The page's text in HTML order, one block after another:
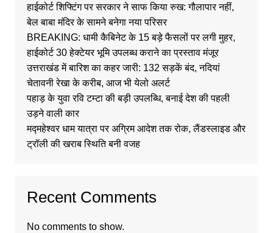
हाईकोर्ट शिफ्टिंग पर सरकार ने साफ किया रुख: गौलापार नहीं,
बेल बाबा मंदिर के सामने बनेगा नया परिसर
BREAKING: धामी कैबिनेट के 15 बड़े फैसलों पर लगी मुहर,
हाईकोर्ट 30 हेक्टेयर भूमि उपलब्ध कराने का प्रस्ताव मंजूर
उत्तराखंड में बारिश का कहर जारी: 132 सड़कें बंद, नदियां
चेतावनी रेखा के करीब, आज भी येलो अलर्ट
पहाड़ के युवा रवि टम्टा की बड़ी उपलब्धि, बनाई देश की पहली
उड़ने वाली कार
मद्महेश्वर धाम यात्रा पर अग्रिम आदेश तक रोक, लैंडस्लाइड और
ट्रॉली की खराब स्थिति बनी वजह
Recent Comments
No comments to show.